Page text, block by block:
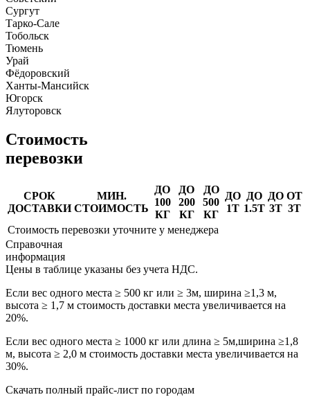
Сургут
Тарко-Сале
Тобольск
Тюмень
Урай
Фёдоровский
Ханты-Мансийск
Югорск
Ялуторовск
Стоимость
перевозки
СРОК
ДОСТАВКИ
МИН.
СТОИМОСТЬ
ДО
100
КГ
ДО
200
КГ
ДО
500
КГ
ДО
1Т
ДО
1.5Т
ДО
3Т
ОТ
3Т
Стоимость перевозки уточните у менеджера
Справочная
информация
Цены в таблице указаны без учета НДС.
Если вес одного места ≥ 500 кг или ≥ 3м, ширина ≥1,3 м,
высота ≥ 1,7 м стоимость доставки места увеличивается на
20%.
Если вес одного места ≥ 1000 кг или длина ≥ 5м,ширина ≥1,8
м, высота ≥ 2,0 м стоимость доставки места увеличивается на
30%.
Скачать полный прайс-лист по городам